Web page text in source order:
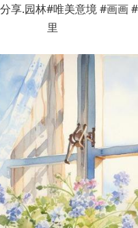
享.园林#唯美意境 #画画
里